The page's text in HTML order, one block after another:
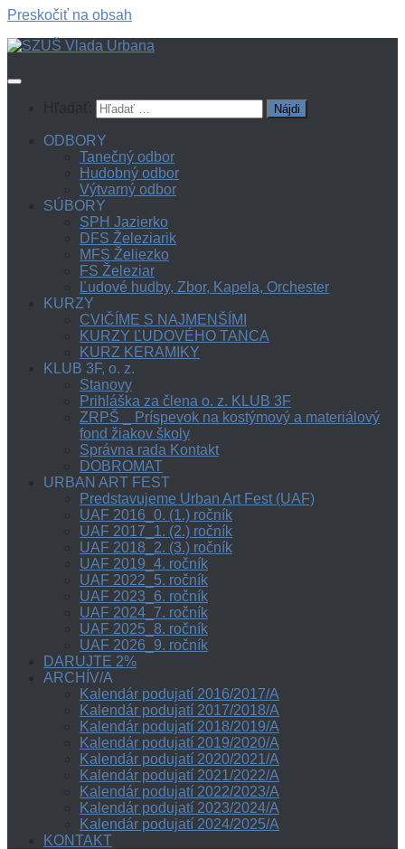
Preskočiť na obsah
ODBORY
Tanečný odbor
Hudobný odbor
Výtvarný odbor
SÚBORY
SPH Jazierko
DFS Železiarik
MFS Želiezko
FS Železiar
Ľudové hudby, Zbor, Kapela, Orchester
KURZY
CVIČÍME S NAJMENŠÍMI
KURZY ĽUDOVÉHO TANCA
KURZ KERAMIKY
KLUB 3F, o. z.
Stanovy
Prihláška za člena o. z. KLUB 3F
ZRPŠ _ Príspevok na kostýmový a materiálový
fond žiakov školy
Správna rada Kontakt
DOBROMAT
URBAN ART FEST
Predstavujeme Urban Art Fest (UAF)
UAF 2016_0. (1.) ročník
UAF 2017_1. (2.) ročník
UAF 2018_2. (3.) ročník
UAF 2019_4. ročník
UAF 2022_5. ročník
UAF 2023_6. ročník
UAF 2024_7. ročník
UAF 2025_8. ročník
UAF 2026_9. ročník
DARUJTE 2%
ARCHÍV/A
Kalendár podujatí 2016/2017/A
Kalendár podujatí 2017/2018/A
Kalendár podujatí 2018/2019/A
Kalendár podujatí 2019/2020/A
Kalendár podujatí 2020/2021/A
Kalendár podujatí 2021/2022/A
Kalendár podujatí 2022/2023/A
Kalendár podujatí 2023/2024/A
Kalendár podujatí 2024/2025/A
KONTAKT